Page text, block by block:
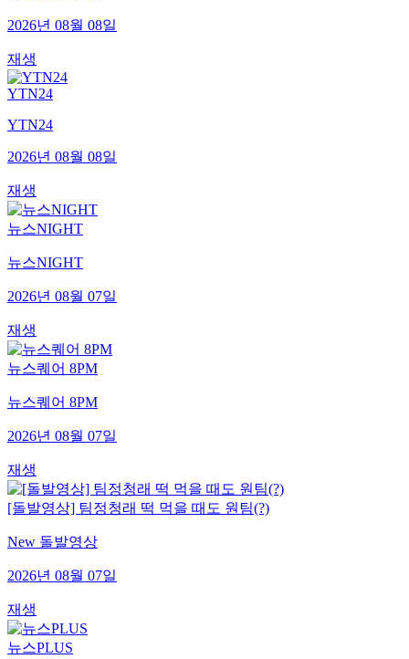
2026년 08월 08일
재생
YTN24
YTN24
2026년 08월 08일
재생
뉴스NIGHT
뉴스NIGHT
2026년 08월 07일
재생
뉴스퀘어 8PM
뉴스퀘어 8PM
2026년 08월 07일
재생
[돌발영상] 팀정청래 떡 먹을 때도 원팀(?)
New 돌발영상
2026년 08월 07일
재생
뉴스PLUS